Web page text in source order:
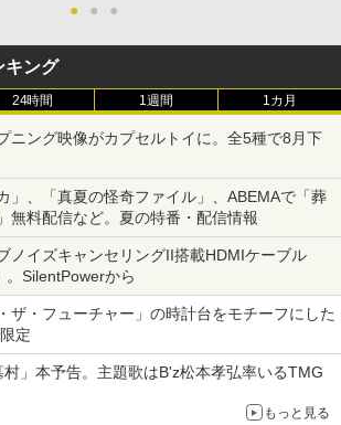
● ● ●
キング
24時間 1週間 1カ月
ニング映像がカプセルトイに。全5種で8月下
」、「真夏の怪奇ファイル」、ABEMAで「葬
無料配信など。夏の特番・配信情報
ノイズキャンセリングII搭載HDMIケーブル
。SilentPowerから
ザ・フューチャー」の時計台をモチーフにした
定
」本予告。主題歌はB'z松本孝弘率いるTMG
もっと見る